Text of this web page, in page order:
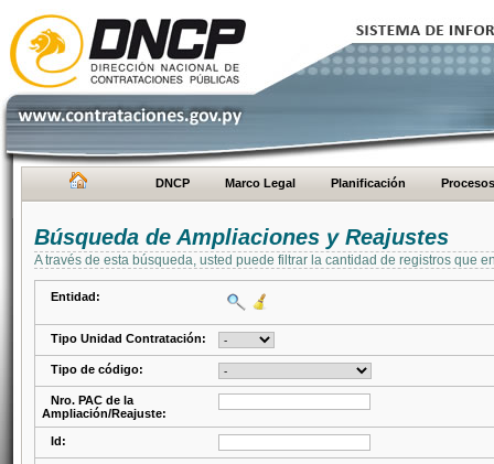
DNCP Marco Legal Planificación Procesos
Búsqueda de Ampliaciones y Reajustes
A través de esta búsqueda, usted puede filtrar la cantidad de registros que
Entidad:
Tipo Unidad Contratación:
Tipo de código:
Nro. PAC de la
Ampliación/Reajuste:
Id: